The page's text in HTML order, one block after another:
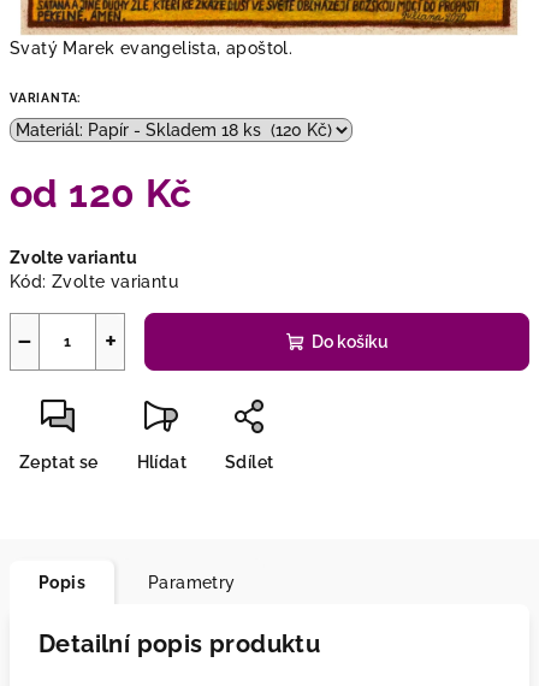
Svatý Marek evangelista, apoštol.
VARIANTA:
od 120 Kč
cena:
Zvolte variantu
Kód: Zvolte variantu
+
− Do košíku
Zeptat se Hlídat Sdílet
Popis Parametry
Detailní popis produktu